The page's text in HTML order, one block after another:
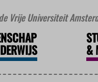
Vrije Universiteit
&